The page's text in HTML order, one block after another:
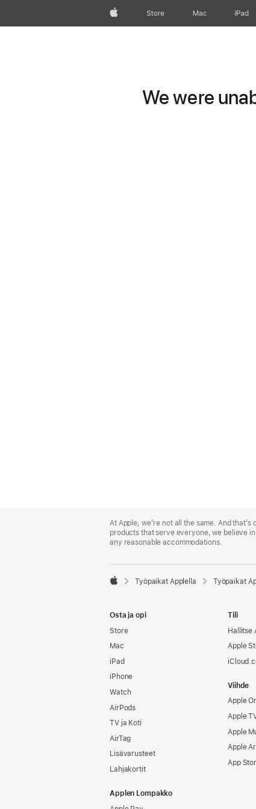
Apple Store Mac iPad
We were
Footer
At Apple, we’re not all the same. And
products that serve everyone, we believe
any reasonable accommodations.

Työpaikat Applella Työpaikat
Osta ja opi
Store
Mac
iPad
iPhone
Watch
AirPods
TV ja Koti
AirTag
Lisävarusteet
Lahjakortit
Applen Lompakko
Tili
Hallitse
Apple
Viihde
Apple
Apple
Apple
Apple
App